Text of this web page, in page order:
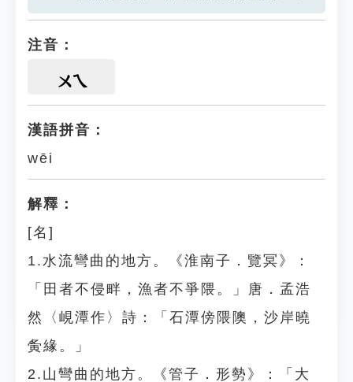
注音：
ㄨㄟ
漢語拼音：
wēi
解釋：
[名]
1.水流彎曲的地方。《淮南子．覽冥》：
「田者不侵畔，漁者不爭隈。」唐．孟浩
然〈峴潭作〉詩：「石潭傍隈隩，沙岸曉
夤緣。」
2.山彎曲的地方。《管子．形勢》：「大